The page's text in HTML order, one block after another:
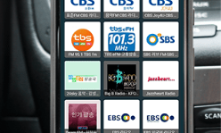
吳淡如人生不能沒故事